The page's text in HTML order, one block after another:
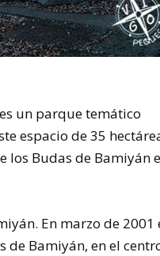
un parque temático
espacio de 35
los Budas de Bamiyán
En marzo de 2001
Bamiyán, en el